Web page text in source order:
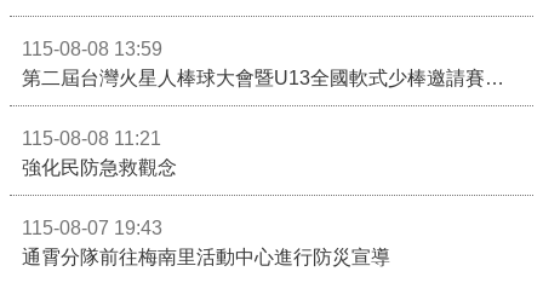
115-08-08 13:59
第二屆台灣火星人棒球大會暨U13全國軟式少棒邀請賽在苗栗舉辦
115-08-08 11:21
強化民防急救觀念
115-08-07 19:43
通霄分隊前往梅南里活動中心進行防災宣導